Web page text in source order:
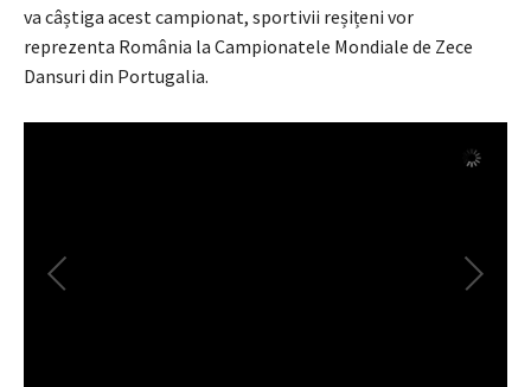
va câștiga acest campionat, sportivii reșițeni vor
reprezenta România la Campionatele Mondiale de Zece
Dansuri din Portugalia.